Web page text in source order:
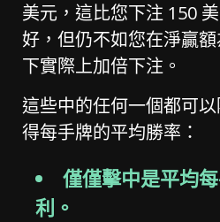
美元，這比您下注 150
好，但仍不如您在淨贏
下實際上加倍下注。
這些中的任何一個都可
得每手牌的平均勝率：
僅僅擊中是平均
利。